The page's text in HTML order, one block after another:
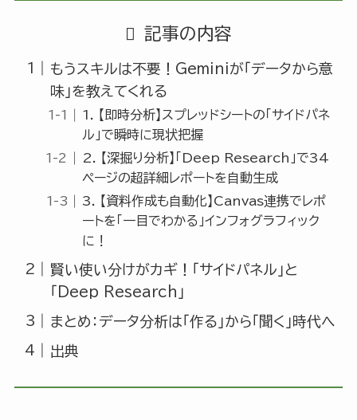
記事の内容
もうスキルは不要！Geminiが「データから意
味」を教えてくれる
1. 【即時分析】スプレッドシートの「サイドパネ
ル」で瞬時に現状把握
2. 【深掘り分析】「Deep Research」で34
ページの超詳細レポートを自動生成
3. 【資料作成も自動化】Canvas連携でレポ
ートを「一目でわかる」インフォグラフィック
に！
賢い使い分けがカギ！「サイドパネル」と
「Deep Research」
まとめ：データ分析は「作る」から「聞く」時代へ
出典